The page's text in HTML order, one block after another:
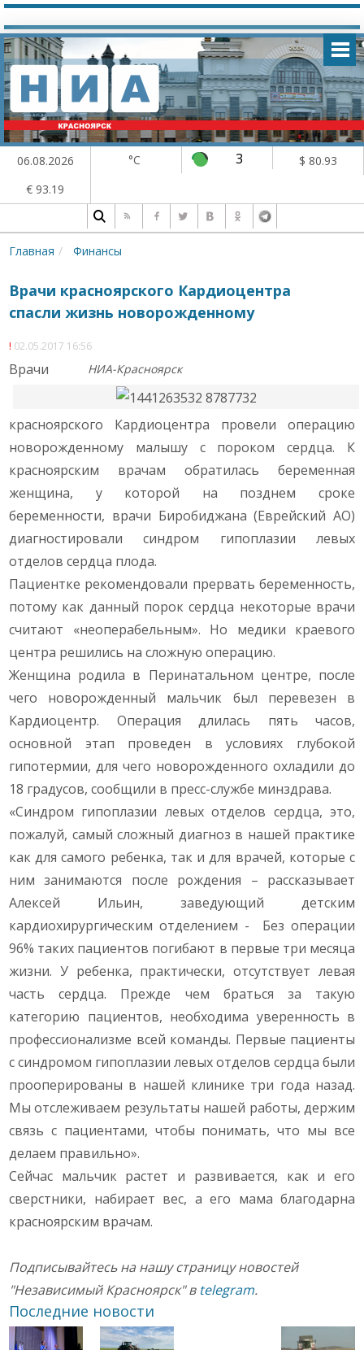
06.08.2026 °C 3
$ 80.93
€ 93.19
Главная Финансы
Врачи красноярского Кардиоцентра
спасли жизнь новорожденному
02.05.2017 16:56
НИА-Красноярск
Врачи
красноярского Кардиоцентра провели операцию
новорожденному малышу с пороком сердца. К
красноярским врачам обратилась беременная
женщина, у которой на позднем сроке
беременности, врачи Биробиджана (Еврейский АО)
диагностировали синдром гипоплазии левых
отделов сердца плода.
Пациентке рекомендовали прервать беременность,
потому как данный порок сердца некоторые врачи
считают «неоперабельным». Но медики краевого
центра решились на сложную операцию.
Женщина родила в Перинатальном центре, после
чего новорожденный мальчик был перевезен в
Кардиоцентр. Операция длилась пять часов,
основной этап проведен в условиях глубокой
гипотермии, для чего новорожденного охладили до
18 градусов, сообщили в пресс-службе минздрава.
«Синдром гипоплазии левых отделов сердца, это,
пожалуй, самый сложный диагноз в нашей практике
как для самого ребенка, так и для врачей, которые с
ним занимаются после рождения – рассказывает
Алексей Ильин, заведующий детским
кардиохирургическим отделением - Без операции
96% таких пациентов погибают в первые три месяца
жизни. У ребенка, практически, отсутствует левая
часть сердца. Прежде чем браться за такую
категорию пациентов, необходима уверенность в
профессионализме всей команды. Первые пациенты
с синдромом гипоплазии левых отделов сердца были
прооперированы в нашей клинике три года назад.
Мы отслеживаем результаты нашей работы, держим
связь с пациентами, чтобы понимать, что мы все
делаем правильно».
Сейчас мальчик растет и развивается, как и его
сверстники, набирает вес, а его мама благодарна
красноярским врачам.
Подписывайтесь на нашу страницу новостей
"Независимый Красноярск" в telegram.
Последние новости